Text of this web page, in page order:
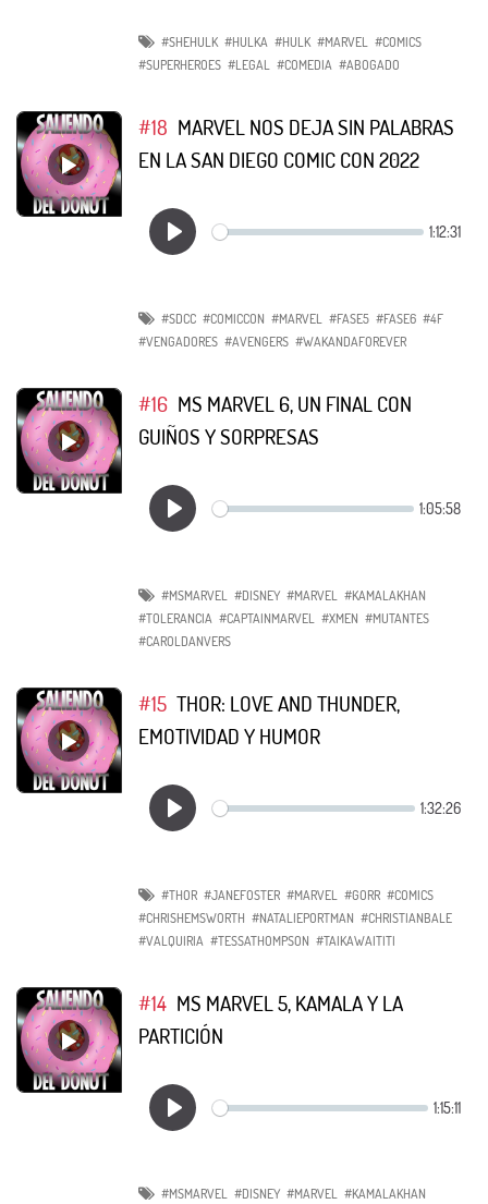
#SHEHULK #HULKA #HULK #MARVEL #COMICS
#SUPERHEROES #LEGAL #COMEDIA #ABOGADO
#18 MARVEL NOS DEJA SIN PALABRAS
EN LA SAN DIEGO COMIC CON 2022
#SDCC #COMICCON #MARVEL #FASE5 #FASE6 #4F
#VENGADORES #AVENGERS #WAKANDAFOREVER
#16 MS MARVEL 6, UN FINAL CON
GUIÑOS Y SORPRESAS
#MSMARVEL #DISNEY #MARVEL
#KAMALAKHAN
#TOLERANCIA #CAPTAINMARVEL #XMEN #MUTANTES
#CAROLDANVERS
#15 THOR: LOVE AND THUNDER,
EMOTIVIDAD Y HUMOR
#THOR #JANEFOSTER #MARVEL #GORR #COMICS
#CHRISHEMSWORTH #NATALIEPORTMAN #CHRISTIANBALE
#VALQUIRIA #TESSATHOMPSON #TAIKAWAITITI
#14 MS MARVEL 5, KAMALA Y LA
PARTICIÓN
#MSMARVEL #DISNEY #MARVEL #KAMALAKHAN